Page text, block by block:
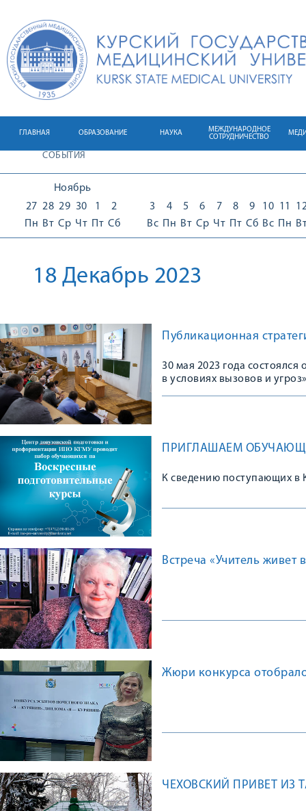
ГЛАВНАЯ ОБРАЗОВАНИЕ НАУКА
МЕЖДУНАРОДНОЕ
СОТРУДНИЧЕСТВО
СОБЫТИЯ
Ноябрь
27
Пн
28
Вт
29
Ср
30
Чт
1
Пт
2
Сб
3
Вс
4
Пн
5
Вт
6
Ср
7
Чт
8
Пт
9
Сб
10
Вс
11
Пн
18 Декабрь 2023
Публикационная
30 мая 2023 года
в условиях вызовов и
ПРИГЛАШАЕМ
К сведению поступающих в
Встреча «Учитель живет
Жюри конкурса
ЧЕХОВСКИЙ ПРИВЕТ ИЗ